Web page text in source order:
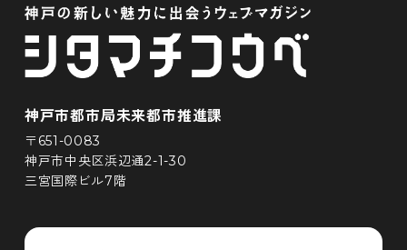
神戸市都市局未来都市推進課
〒651-0083
神戸市中央区浜辺通2-1-30
三宮国際ビル7階